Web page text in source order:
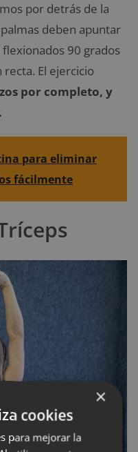
por detrás de la
deben apuntar
90 grados
El ejercicio
por completo, y
para eliminar
fácilmente
×
cookies
para mejorar la